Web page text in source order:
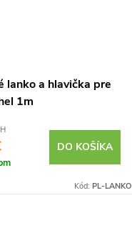
lanko a hlavička pre
1m
DO KOŠÍKA
Kód: PL-LANKO